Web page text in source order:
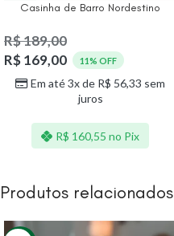
Casinha de Barro Nordestino
R$189,00
R$169,00 11% OFF
Em até 3x de R$ 56,33 sem
juros
R$ 160,55 no Pix
Produtos relacionados